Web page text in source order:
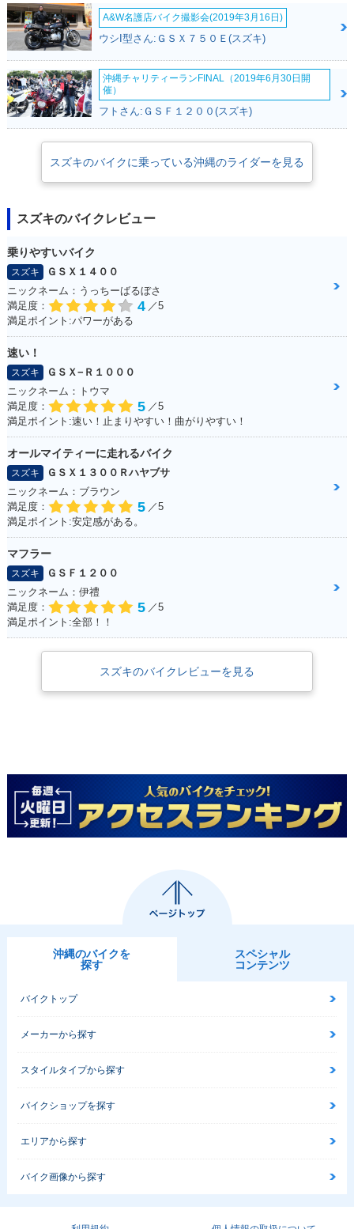
2002年 VanVan 20
0・カラーチェンジ
0・新登場
A&W名護店バイク撮影会(2019年3月16日)
ウシI型さん:ＧＳＸ７５０Ｅ(スズキ)
沖縄チャリティーランFINAL（2019年6月30日開
催）
フトさん:ＧＳＦ１２００(スズキ)
スズキのバイクに乗っている沖縄のライダーを見る
スズキのバイクレビュー
乗りやすいバイク
スズキ
ＧＳＸ１４００
ニックネーム：うっちーばるぼさ
満足度：
4 ／5
満足ポイント:パワーがある
速い！
スズキ
ＧＳＸ−Ｒ１０００
ニックネーム：トウマ
満足度：
5 ／5
満足ポイント:速い！止まりやすい！曲がりやすい！
オールマイティーに走れるバイク
スズキ
ＧＳＸ１３００Ｒハヤブサ
ニックネーム：ブラウン
満足度：
5 ／5
満足ポイント:安定感がある。
マフラー
スズキ
ＧＳＦ１２００
ニックネーム：伊禮
満足度：
5 ／5
満足ポイント:全部！！
スズキのバイクレビューを見る
沖縄のバイクを
探す
スペシャル
コンテンツ
バイクトップ
メーカーから探す
スタイルタイプから探す
バイクショップを探す
エリアから探す
バイク画像から探す